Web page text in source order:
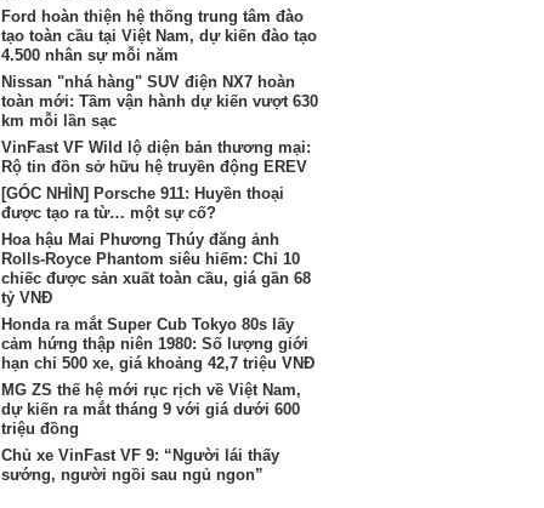
Ford hoàn thiện hệ thống trung tâm đào
tạo toàn cầu tại Việt Nam, dự kiến đào tạo
4.500 nhân sự mỗi năm
Nissan "nhá hàng" SUV điện NX7 hoàn
toàn mới: Tầm vận hành dự kiến vượt 630
km mỗi lần sạc
VinFast VF Wild lộ diện bản thương mại:
Rộ tin đồn sở hữu hệ truyền động EREV
[GÓC NHÌN] Porsche 911: Huyền thoại
được tạo ra từ… một sự cố?
Hoa hậu Mai Phương Thúy đăng ảnh
Rolls-Royce Phantom siêu hiếm: Chỉ 10
chiếc được sản xuất toàn cầu, giá gần 68
tỷ VNĐ
Honda ra mắt Super Cub Tokyo 80s lấy
cảm hứng thập niên 1980: Số lượng giới
hạn chỉ 500 xe, giá khoảng 42,7 triệu VNĐ
MG ZS thế hệ mới rục rịch về Việt Nam,
dự kiến ra mắt tháng 9 với giá dưới 600
triệu đồng
Chủ xe VinFast VF 9: “Người lái thấy
sướng, người ngồi sau ngủ ngon”